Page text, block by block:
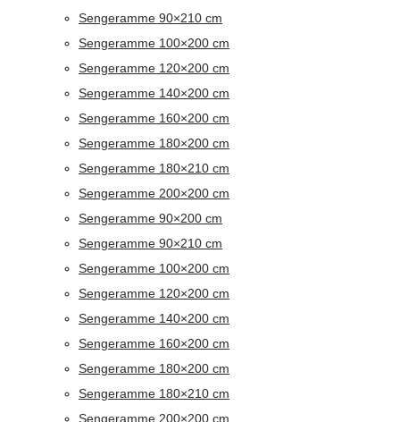
Sengeramme 90×210 cm
Sengeramme 100×200 cm
Sengeramme 120×200 cm
Sengeramme 140×200 cm
Sengeramme 160×200 cm
Sengeramme 180×200 cm
Sengeramme 180×210 cm
Sengeramme 200×200 cm
Sengeramme 90×200 cm
Sengeramme 90×210 cm
Sengeramme 100×200 cm
Sengeramme 120×200 cm
Sengeramme 140×200 cm
Sengeramme 160×200 cm
Sengeramme 180×200 cm
Sengeramme 180×210 cm
Sengeramme 200×200 cm